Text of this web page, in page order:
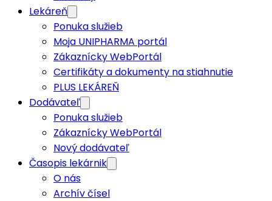
Lekáreň
Ponuka služieb
Moja UNIPHARMA portál
Zákaznícky WebPortál
Certifikáty a dokumenty na stiahnutie
PLUS LEKÁREŇ
Dodávateľ
Ponuka služieb
Zákaznícky WebPortál
Nový dodávateľ
Časopis lekárnik
O nás
Archív čísel